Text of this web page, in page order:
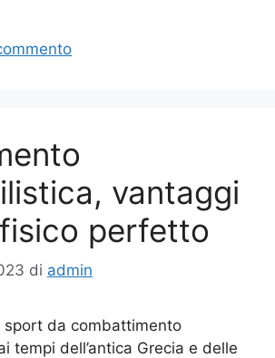
vantaggi
perfetto
di admin
sport da combattimento
tempi dell’antica Grecia e delle